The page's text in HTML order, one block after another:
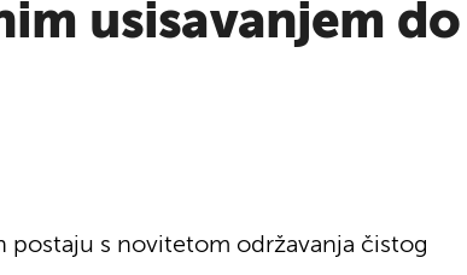
usisavanjem do
postaju s novitetom održavanja čistog